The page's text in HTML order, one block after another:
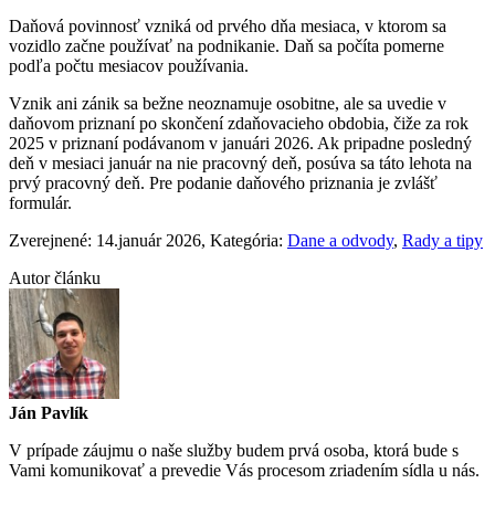
Daňová povinnosť vzniká od prvého dňa mesiaca, v ktorom sa
vozidlo začne používať na podnikanie. Daň sa počíta pomerne
podľa počtu mesiacov používania.
Vznik ani zánik sa bežne neoznamuje osobitne, ale sa uvedie v
daňovom priznaní po skončení zdaňovacieho obdobia, čiže za rok
2025 v priznaní podávanom v januári 2026. Ak pripadne posledný
deň v mesiaci január na nie pracovný deň, posúva sa táto lehota na
prvý pracovný deň. Pre podanie daňového priznania je zvlášť
formulár.
Zverejnené: 14.január 2026, Kategória: Dane a odvody, Rady a tipy
Autor článku
Ján Pavlík
V prípade záujmu o naše služby budem prvá osoba, ktorá bude s
Vami komunikovať a prevedie Vás procesom zriadením sídla u nás.